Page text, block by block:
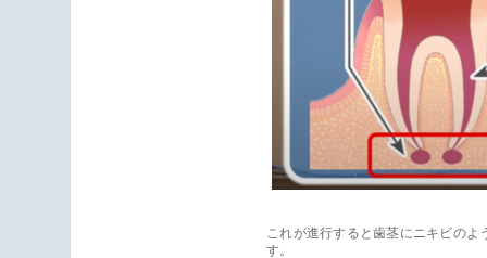
これが進行すると歯茎にニキビの
す。